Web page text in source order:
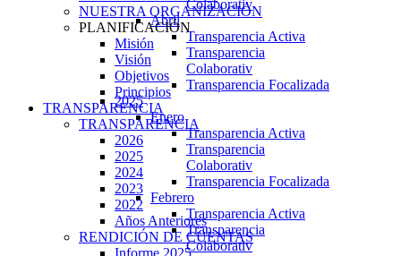
Colaborativ
Abril
Transparencia Activa
Transparencia
Colaborativ
Transparencia Focalizada
2025
Enero
Transparencia Activa
Transparencia
Colaborativ
Transparencia Focalizada
Febrero
Transparencia Activa
Transparencia
Colaborativ
NUESTRA ORGANIZACIÓN
PLANIFICACIÓN
Misión
Visión
Objetivos
Principios
TRANSPARENCIA
TRANSPARENCIA
2026
2025
2024
2023
2022
Años Anteriores
RENDICIÓN DE CUENTAS
Informe 2025